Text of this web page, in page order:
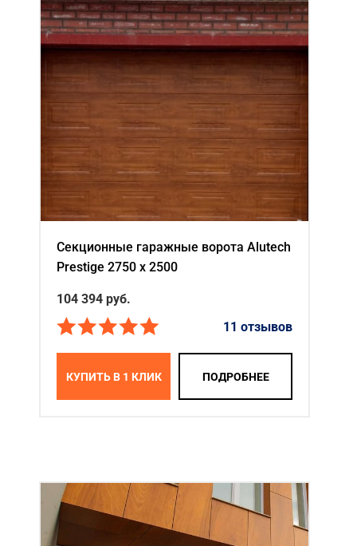
Секционные гаражные ворота Alutech
Prestige 2750 х 2500
104 394 руб.
11 отзывов
КУПИТЬ В 1 КЛИК ПОДРОБНЕЕ